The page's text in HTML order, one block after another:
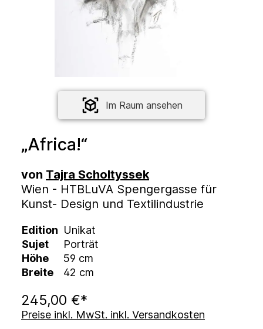
Im Raum ansehen
„Africa!“
von Tajra Scholtyssek
Wien - HTBLuVA Spengergasse für
Kunst- Design und Textilindustrie
Edition Unikat
Sujet
Porträt
Höhe
59 cm
Breite
42 cm
245,00 €*
Preise inkl. MwSt. inkl. Versandkosten